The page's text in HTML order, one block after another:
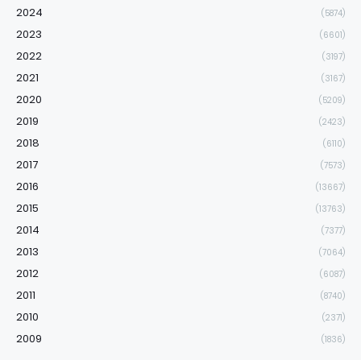
2024 (5874)
2023 (6601)
2022 (3197)
2021 (3167)
2020 (5209)
2019 (2423)
2018 (6110)
2017 (7573)
2016 (13667)
2015 (13763)
2014 (7377)
2013 (7064)
2012 (6087)
2011 (8740)
2010 (2371)
2009 (1836)